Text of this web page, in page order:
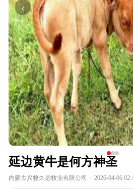
‹
延边黄牛是何方神圣
内蒙古兴牧久远牧业有限公司 · 2026-04-06